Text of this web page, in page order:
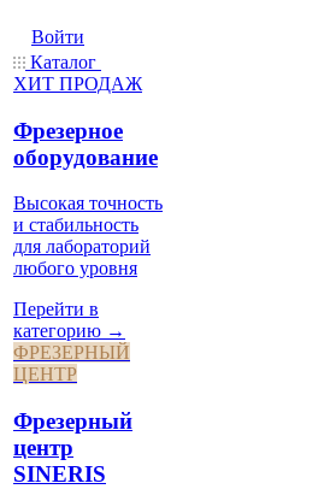
Войти
Каталог
ХИТ ПРОДАЖ
Фрезерное
оборудование
Высокая точность
и стабильность
для лабораторий
любого уровня
Перейти в
категорию →
ФРЕЗЕРНЫЙ
ЦЕНТР
Фрезерный
центр
SINERIS